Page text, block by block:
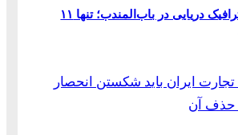
سقوط کم‌سابقه ترافیک دریایی در باب‌المندب؛ تنها ۱۱